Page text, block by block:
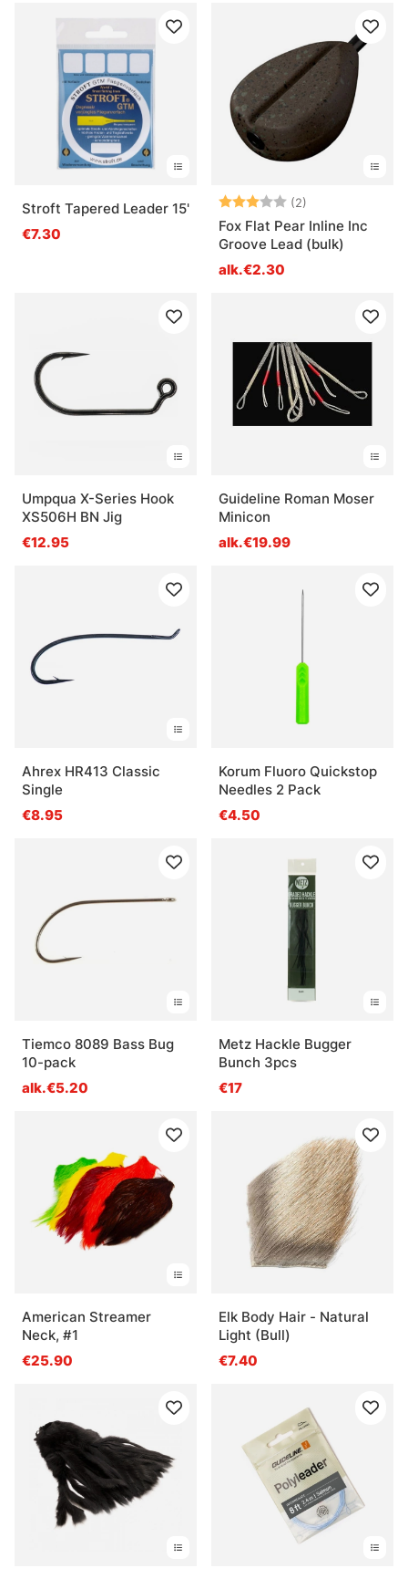
Stroft Tapered Leader 15'
€7.30
Arvio: (2)
Fox Flat Pear Inline Inc
Groove Lead (bulk)
alk.€2.30
Umpqua X-Series Hook
XS506H BN Jig
€12.95
Guideline Roman Moser
Minicon
alk.€19.99
Ahrex HR413 Classic
Single
€8.95
Korum Fluoro Quickstop
Needles 2 Pack
€4.50
Tiemco 8089 Bass Bug
10-pack
alk.€5.20
Metz Hackle Bugger
Bunch 3pcs
€17
American Streamer
Neck, #1
€25.90
Elk Body Hair - Natural
Light (Bull)
€7.40